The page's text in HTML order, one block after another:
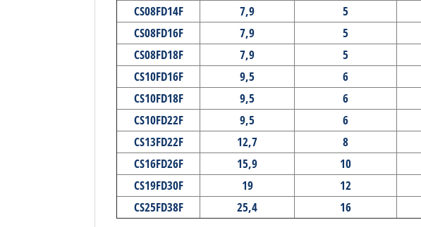
CS08FD14F
7,9 5
CS08FD16F
7,9 5
CS08FD18F
7,9 5
CS10FD16F
9,5 6
CS10FD18F
9,5 6
CS10FD22F
9,5 6
CS13FD22F
12,7 8
CS16FD26F
15,9 10
CS19FD30F
19 12
CS25FD38F
25,4 16